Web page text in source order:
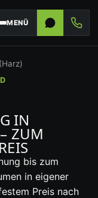
MENÜ
IN
ZUM
bis zum
in eigener
Preis nach